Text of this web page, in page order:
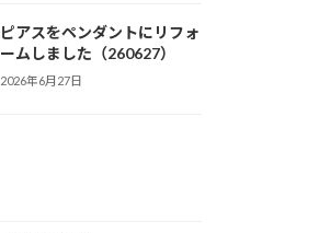
ピアスをペンダントにリフォ
ームしました（260627）
2026年6月27日